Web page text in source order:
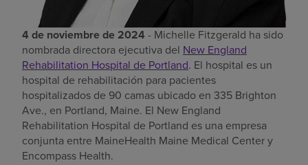
4 de noviembre de 2024 - Michelle Fitzgerald ha sido
nombrada directora ejecutiva del New England
Rehabilitation Hospital de Portland. El hospital es un
hospital de rehabilitación para pacientes
hospitalizados de 90 camas ubicado en 335 Brighton
Ave., en Portland, Maine. El New England
Rehabilitation Hospital de Portland es una empresa
conjunta entre MaineHealth Maine Medical Center y
Encompass Health.